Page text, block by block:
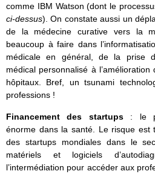
comme IBM Watson (dont le
ci-dessus). On constate aussi un
de la médecine curative vers la
beaucoup à faire dans
médicale en général, de la prise
médical personnalisé à
hôpitaux. Bref, un tsunami
professions !
Financement des startups : le
énorme dans la santé. Le risque est
des startups mondiales dans le
matériels et logiciels
l’intermédiation pour accéder aux